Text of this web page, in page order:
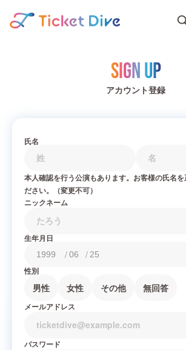
Sign Up
アカウント登録
氏名
本人確認を行う公演もあります。お客様の氏名を
ださい。（変更不可）
ニックネーム
生年月日
/ /
性別
男性 女性 その他 無回答
メールアドレス
パスワード